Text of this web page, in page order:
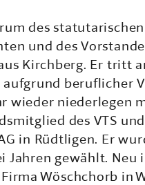
des
und des
Kirchberg. Er tritt
beruflicher
wieder niederlegen
des VTS
in Rüdtligen. Er
Jahren gewählt.
Wöschchorb in